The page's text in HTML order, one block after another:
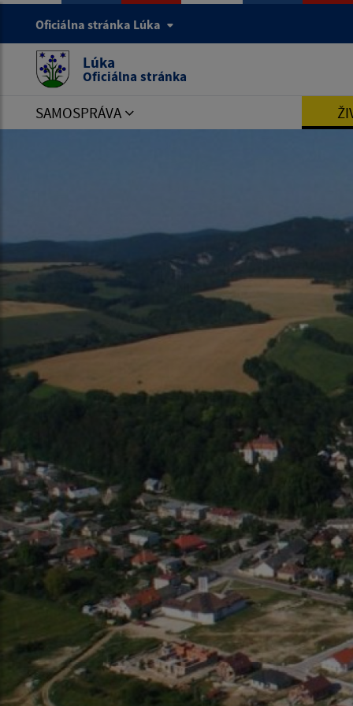
Oficiálna stránka Lúka
Lúka
Oficiálna stránka
SAMOSPRÁVA